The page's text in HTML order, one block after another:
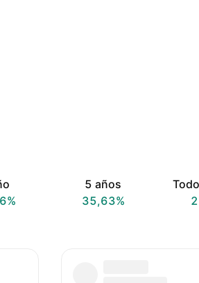
5 años
35,63%